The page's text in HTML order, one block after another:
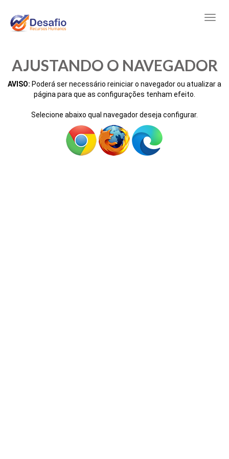
AJUSTANDO O NAVEGADOR
AVISO: Poderá ser necessário reiniciar o navegador ou atualizar a
página para que as configurações tenham efeito.
Selecione abaixo qual navegador deseja configurar.